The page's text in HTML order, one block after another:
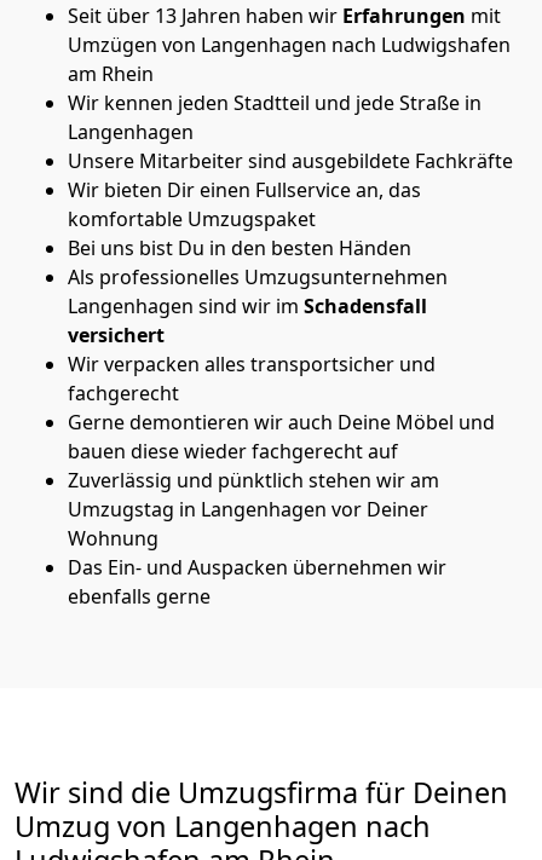
Seit über 13 Jahren haben wir Erfahrungen mit
Umzügen von Langenhagen nach Ludwigshafen
am Rhein
Wir kennen jeden Stadtteil und jede Straße in
Langenhagen
Unsere Mitarbeiter sind ausgebildete Fachkräfte
Wir bieten Dir einen Fullservice an, das
komfortable Umzugspaket
Bei uns bist Du in den besten Händen
Als professionelles Umzugsunternehmen
Langenhagen sind wir im Schadensfall
versichert
Wir verpacken alles transportsicher und
fachgerecht
Gerne demontieren wir auch Deine Möbel und
bauen diese wieder fachgerecht auf
Zuverlässig und pünktlich stehen wir am
Umzugstag in Langenhagen vor Deiner
Wohnung
Das Ein- und Auspacken übernehmen wir
ebenfalls gerne
Wir sind die Umzugsfirma für Deinen
Umzug von Langenhagen nach